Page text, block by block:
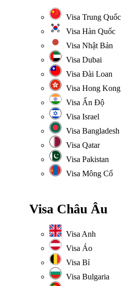
Visa Trung Quốc
Visa Hàn Quốc
Visa Nhật Bản
Visa Dubai
Visa Đài Loan
Visa Hong Kong
Visa Ấn Độ
Visa Israel
Visa Bangladesh
Visa Qatar
Visa Pakistan
Visa Mông Cổ
Visa Châu Âu
Visa Anh
Visa Áo
Visa Bỉ
Visa Bulgaria